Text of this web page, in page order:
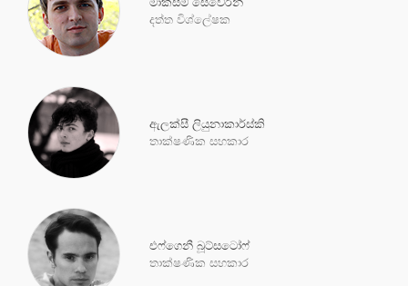
දත්ත විශ්ලේෂක
ඇලක්සී ලියුනාකාර්ස්කි
තාක්ෂණික සහකාර
එෆ්ගෙනී බූට්සටෝෆ්
තාක්ෂණික සහකාර